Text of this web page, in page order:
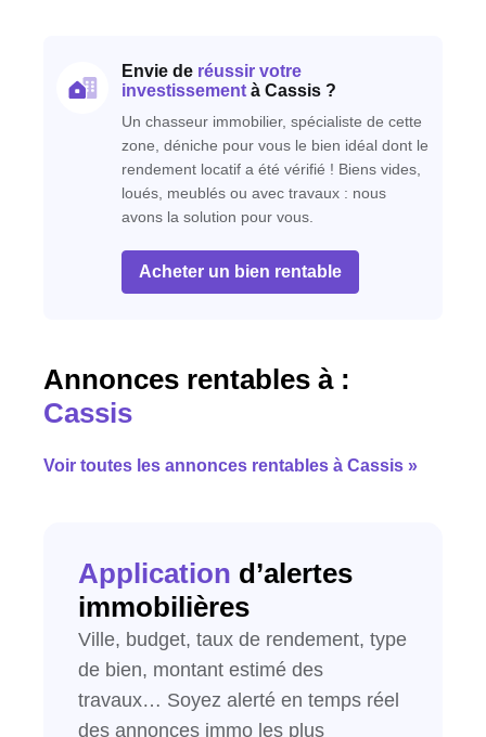
Envie de réussir votre
investissement à Cassis ?
Un chasseur immobilier, spécialiste de cette
zone, déniche pour vous le bien idéal dont le
rendement locatif a été vérifié ! Biens vides,
loués, meublés ou avec travaux : nous
avons la solution pour vous.
Acheter un bien rentable
Annonces rentables à :
Cassis
Voir toutes les annonces rentables à Cassis »
Application d’alertes
immobilières
Ville, budget, taux de rendement, type
de bien, montant estimé des
travaux… Soyez alerté en temps réel
des annonces immo les plus